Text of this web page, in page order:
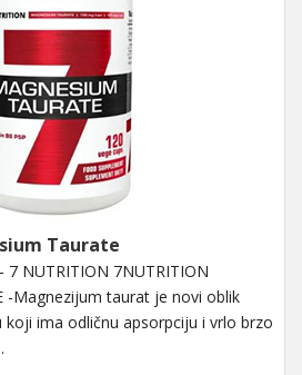
Taurate
7 NUTRITION 7NUTRITION
-Magnezijum taurat je novi oblik
ima odličnu apsorpciju i vrlo brzo